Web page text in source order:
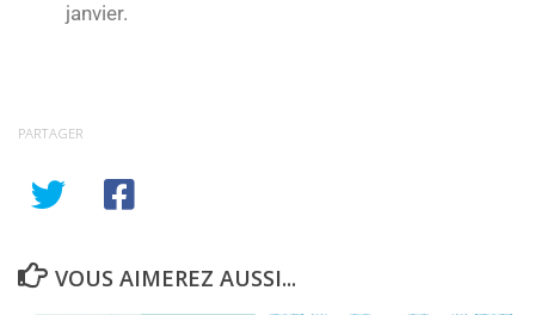
janvier.
PARTAGER
VOUS AIMEREZ AUSSI...